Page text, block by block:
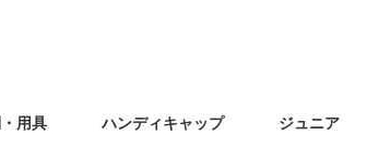
用具 ハンディキャップ ジュニア